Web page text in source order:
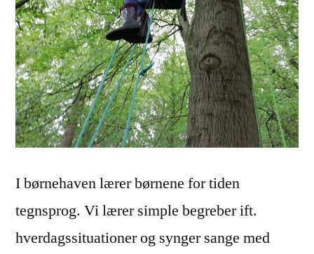
I børnehaven lærer børnene for tiden
tegnsprog. Vi lærer simple begreber ift.
hverdagssituationer og synger sange med